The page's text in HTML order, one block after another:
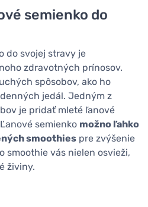
semienko do
do svojej stravy je
zdravotných prínosov.
spôsobov, ako ho
jedál. Jedným z
je pridať mleté ľanové
semienko možno ľahko
smoothies pre zvýšenie
smoothie vás nielen osvieži,
živiny.